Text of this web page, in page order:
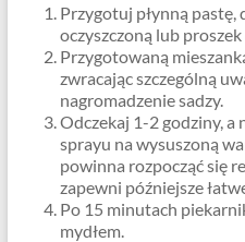
Przygotuj płynną pastę,
oczyszczoną lub
Przygotowaną
zwracając szczególną
nagromadzenie sadzy.
Odczekaj 1-2 godziny, a
sprayu na wysuszoną
powinna rozpocząć się
zapewni późniejsze
Po 15 minutach
mydłem.